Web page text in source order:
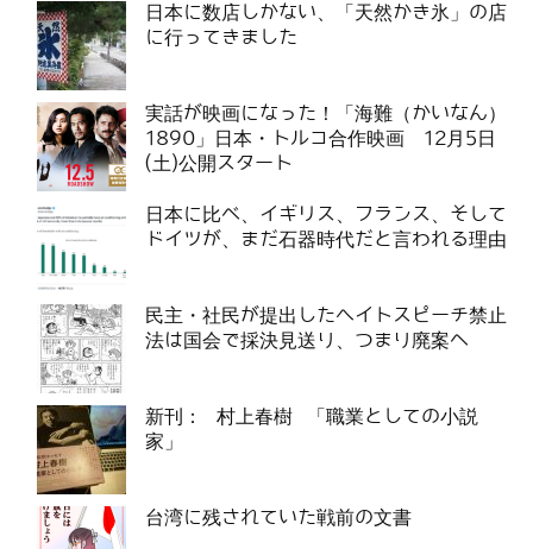
日本に数店しかない、「天然かき氷」の店
に行ってきました
実話が映画になった！「海難（かいなん）
1890」日本・トルコ合作映画 12月5日
(土)公開スタート
日本に比べ、イギリス、フランス、そして
ドイツが、まだ石器時代だと言われる理由
民主・社民が提出したヘイトスピーチ禁止
法は国会で採決見送り、つまり廃案へ
新刊： 村上春樹 「職業としての小説
家」
台湾に残されていた戦前の文書